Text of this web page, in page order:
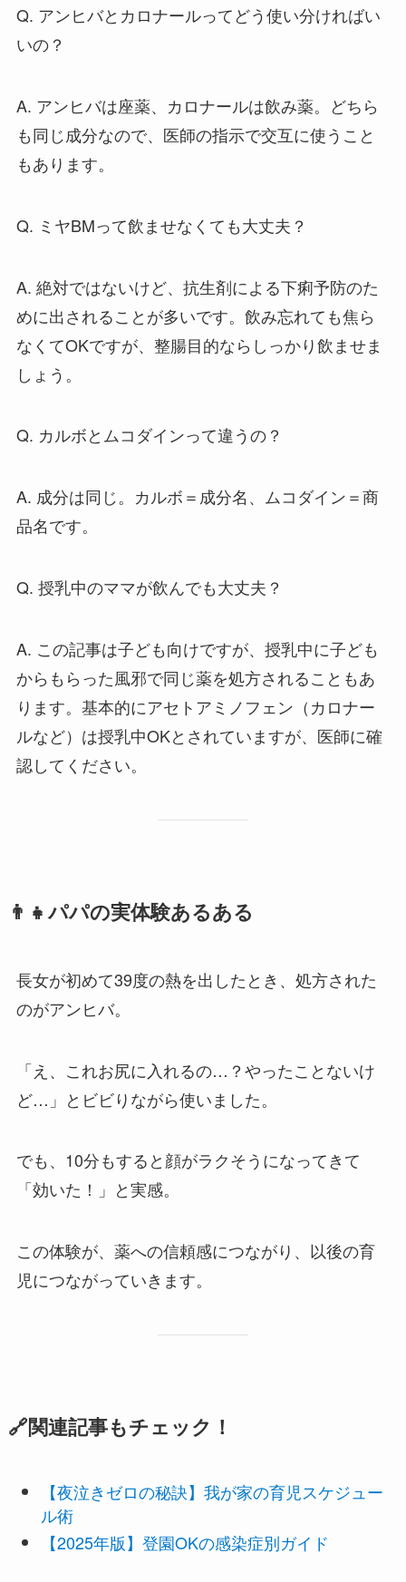
Q. アンヒバとカロナールってどう使い分ければい
いの？
A. アンヒバは座薬、カロナールは飲み薬。どちら
も同じ成分なので、医師の指示で交互に使うこと
もあります。
Q. ミヤBMって飲ませなくても大丈夫？
A. 絶対ではないけど、抗生剤による下痢予防のた
めに出されることが多いです。飲み忘れても焦ら
なくてOKですが、整腸目的ならしっかり飲ませま
しょう。
Q. カルボとムコダインって違うの？
A. 成分は同じ。カルボ＝成分名、ムコダイン＝商
品名です。
Q. 授乳中のママが飲んでも大丈夫？
A. この記事は子ども向けですが、授乳中に子ども
からもらった風邪で同じ薬を処方されることもあ
ります。基本的にアセトアミノフェン（カロナー
ルなど）は授乳中OKとされていますが、医師に確
認してください。
👨‍👧パパの実体験あるある
長女が初めて39度の熱を出したとき、処方された
のがアンヒバ。
「え、これお尻に入れるの…？やったことないけ
ど…」とビビりながら使いました。
でも、10分もすると顔がラクそうになってきて
「効いた！」と実感。
この体験が、薬への信頼感につながり、以後の育
児につながっていきます。
🔗関連記事もチェック！
【夜泣きゼロの秘訣】我が家の育児スケジュー
ル術
【2025年版】登園OKの感染症別ガイド